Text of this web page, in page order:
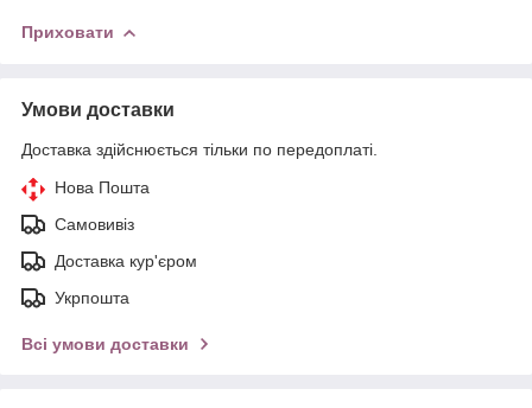
Приховати
Умови доставки
Доставка здійснюється тільки по передоплаті.
Нова Пошта
Самовивіз
Доставка кур'єром
Укрпошта
Всі умови доставки